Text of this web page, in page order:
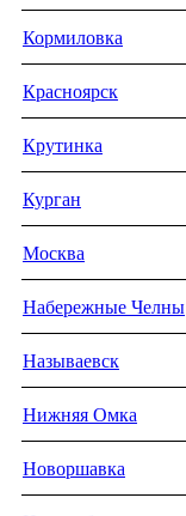
Кормиловка
Красноярск
Крутинка
Курган
Москва
Набережные Челны
Называевск
Нижняя Омка
Новоршавка